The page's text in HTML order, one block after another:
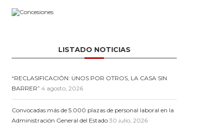
LISTADO NOTICIAS
“RECLASIFICACIÓN: UNOS POR OTROS, LA CASA SIN
BARRER” 4 agosto, 2026
Convocadas más de 5.000 plazas de personal laboral en la
Administración General del Estado 30 julio, 2026